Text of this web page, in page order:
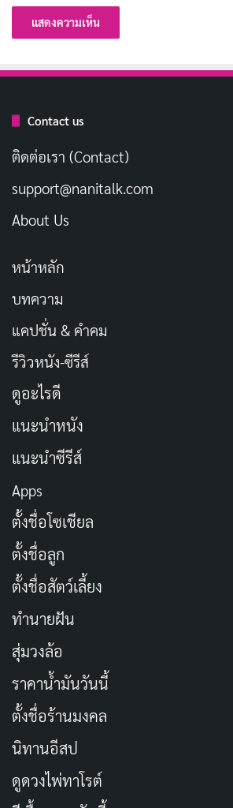
Contact us
ติดต่อเรา (Contact)
support@nanitalk.com
About Us
หน้าหลัก
บทความ
แคปชั่น & คำคม
รีวิวหนัง-ซีรีส์
ดูอะไรดี
แนะนำหนัง
แนะนำซีรีส์
Apps
ตั้งชื่อโซเชียล
ตั้งชื่อลูก
ตั้งชื่อสัตว์เลี้ยง
ทำนายฝัน
สุ่มวงล้อ
ราคาน้ำมันวันนี้
ตั้งชื่อร้านมงคล
นิทานอีสป
ดูดวงไพ่ทาโรต์